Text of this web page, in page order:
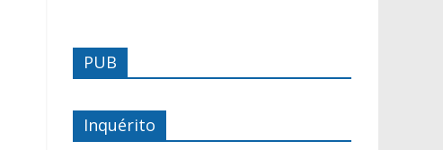
PUB
Inquérito